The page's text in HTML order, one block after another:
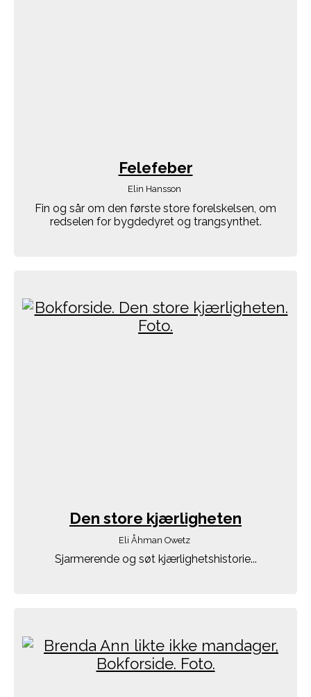
Felefeber
Elin Hansson
Fin og sår om den første store forelskelsen, om
redselen for bygdedyret og trangsynthet.
Den store kjærligheten
Eli Åhman Owetz
Sjarmerende og søt kjærlighetshistorie...